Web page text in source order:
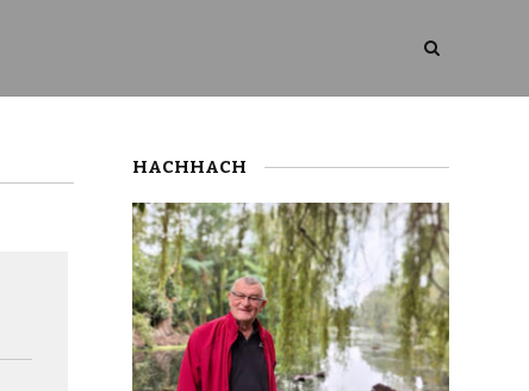
HACHHACH